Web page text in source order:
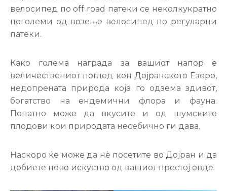
велосипед по off road патеки се неколкукратно
поголеми од возење велосипед по регуларни
патеки.
Како голема награда за вашиот напор е
величествениот поглед кон Дојранското Езеро,
недопрената природа која го одзема здивот,
богатство на ендемични флора и фауна.
Попатно може да вкусите и од шумските
плодови кои природата несебично ги дава.
Наскоро ќе може да нѐ посетите во Дојран и да
добиете ново искуство од вашиот престој овде.